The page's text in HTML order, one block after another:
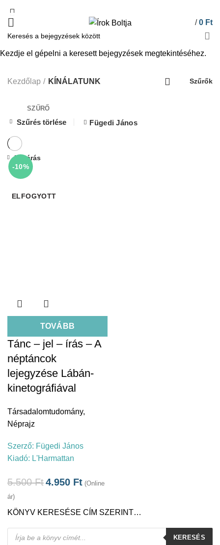
/ 0 Ft
KÍNÁLATUNK
KÖNYV KERESÉSE CÍM SZERINT…
Products
search
KERESÉS
Kezdőlap KÍNÁLATUNK Szűrők
SZŰRŐ
Szűrés törlése Fügedi János
-10%
ELFOGYOTT
TOVÁBB
Bezárás
Tánc – jel – írás – A
néptáncok
lejegyzése Lábán-
kinetográfiával
Társadalomtudomány,
Néprajz
Szerző: Fügedi János
Kiadó: L'Harmattan
5.500Ft4.950 Ft (Online
ár)
Kezdje el gépelni a keresett bejegyzések megtekintéséhez.